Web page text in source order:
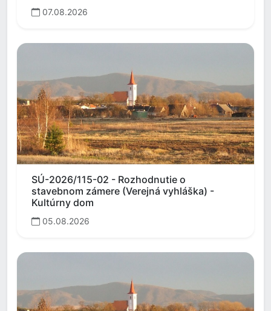
07.08.2026
SÚ-2026/115-02 - Rozhodnutie o
stavebnom zámere (Verejná vyhláška) -
Kultúrny dom
05.08.2026